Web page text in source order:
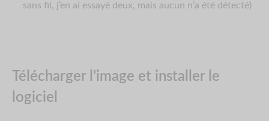
sans fil, j’en ai essayé deux, mais aucun n’a été détecté)
Télécharger l’image et installer le
logiciel